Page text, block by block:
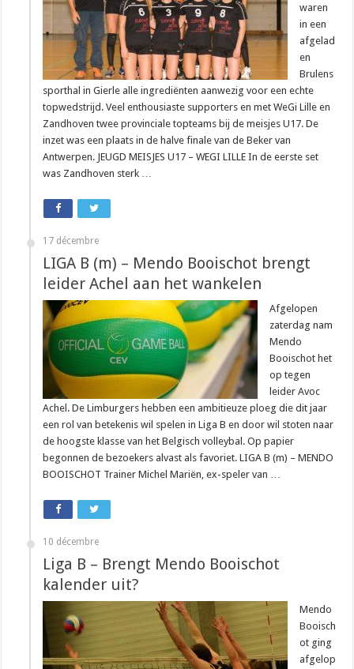
waren
in een
afgelad
en
Brulens
sporthal in Gierle alle ingrediënten aanwezig voor een echte
topwedstrijd. Veel enthousiaste supporters en met WeGi Lille en
Zandhoven twee provinciale topteams bij de meisjes U17. De
inzet was een plaats in de halve finale van de Beker van
Antwerpen. JEUGD MEISJES U17 – WEGI LILLE In de eerste set
was Zandhoven sterk …
17 décembre
LIGA B (m) – Mendo Booischot brengt
leider Achel aan het wankelen
Afgelopen
zaterdag nam
Mendo
Booischot het
op tegen
leider Avoc
Achel. De Limburgers hebben een ambitieuze ploeg die dit jaar
een rol van betekenis wil spelen in Liga B en door wil stoten naar
de hoogste klasse van het Belgisch volleybal. Op papier
begonnen de bezoekers alvast als favoriet. LIGA B (m) – MENDO
BOOISCHOT Trainer Michel Mariën, ex-speler van …
10 décembre
Liga B – Brengt Mendo Booischot
kalender uit?
Mendo
Booisch
ot ging
afgelop